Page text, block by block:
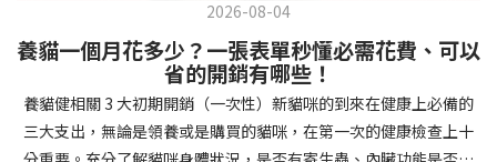
更複雜的技巧訓練。這包括遠距離控制、不同干擾下的指令遵從、
多步驟動作等。使用延遲獎勵技巧，讓幼犬學會即使沒有立即獎勵
也能保持良好行為。引入不同環境中的訓練，如公園、寵物店等，
幫助幼犬在各種情境下都能聽從指令。維持良好習慣 成功的訓練不
是一次性的，而是需要持續維護。即使幼犬已經掌握所有技能，也
要定期複習，防止行為退化。將訓練融入日常生活，如出門前的
的貓咪，如拉肚子超過2-3天，建議直接尋求獸醫師協助。並記得提
供觀察紀錄給予獸醫師進行專業判斷。貓咪拉肚子但精神很好？如
果飼主有發現貓咪拉肚子的情形，但貓咪的精神很好。有可能與飲
食方便相關，回想是否進食新的食物，或是正進行飼料更換的過
抓癢或舔舐特定部位，同時伴隨掉毛，很可能是過敏在作怪呢！貓
咪掉毛原因3. 營養不足貓咪的毛髮健康與營養息息相關！當貓咪飲
食中缺乏必要的蛋白質、脂肪酸（尤其是Omega-3和Omega-
6）、維生素或礦物質時，毛髮就會變得乾燥、脆弱，容易斷裂脫
落。長期餵食低品質或不均衡的貓糧，可能使貓咪營養不良，進而
2026-08-04
養貓一個月花多少？一張表單秒懂必需花費、可以
省的開銷有哪些！
養貓健相關 3 大初期開銷（一次性）新貓咪的到來在健康上必備的
三大支出，無論是領養或是購買的貓咪，在第一次的健康檢查上十